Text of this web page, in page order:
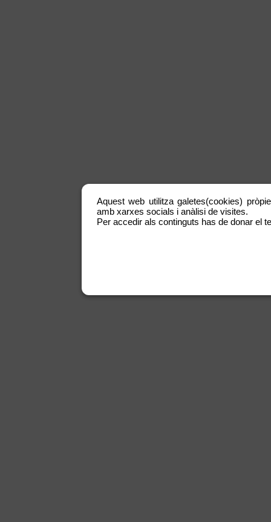
Aquest web utilitza galetes(cookies)
amb xarxes socials i anàlisi de visites.
Per accedir als continguts has de donar el